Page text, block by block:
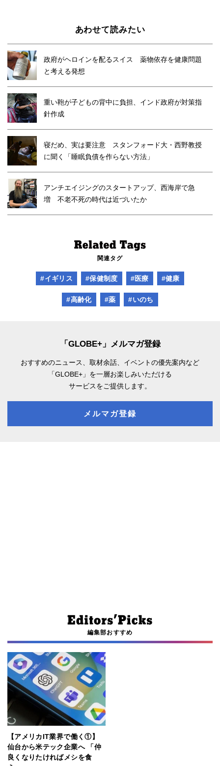
あわせて読みたい
政府がヘロインを配るスイス 薬物依存を健康問題
と考える発想
重い鞄が子どもの背中に負担、インド政府が対策指
針作成
寝だめ、実は要注意 スタンフォード大・西野教授
に聞く「睡眠負債を作らない方法」
アンチエイジングのスタートアップ、西海岸で急
増 不老不死の時代は近づいたか
関連タグ
#イギリス #保健制度 #医療 #健康
#高齢化 #薬 #いのち
「GLOBE+」メルマガ登録
おすすめのニュース、取材余話、 イベントの優先案内など
「GLOBE+」を一層お楽しみいただける
サービスをご提供します。
メルマガ登録
編集部おすすめ
【アメリカIT業界で働く①】
仙台から米テック企業へ 「仲
良くなりたければメシを食